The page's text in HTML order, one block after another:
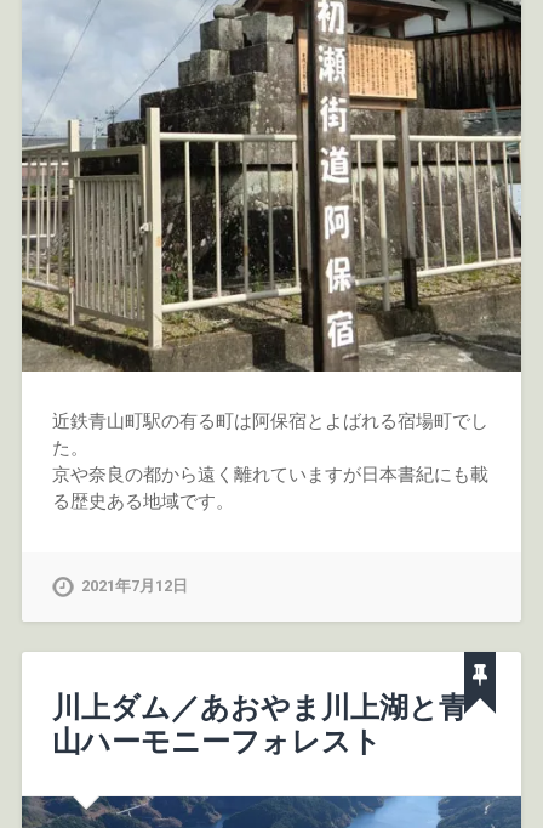
近鉄青山町駅の有る町は阿保宿とよばれる宿場町でし
た。
京や奈良の都から遠く離れていますが日本書紀にも載
る歴史ある地域です。
2021年7月12日
川上ダム／あおやま川上湖と青
山ハーモニーフォレスト